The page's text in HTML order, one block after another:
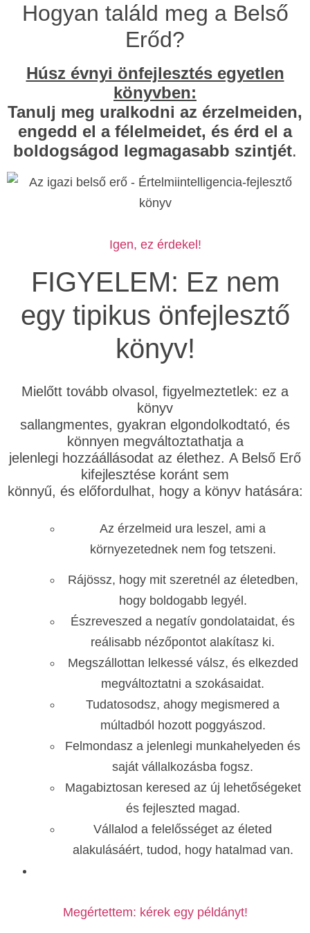
Hogyan találd meg a Belső
Erőd?
Húsz évnyi önfejlesztés egyetlen
könyvben:
Tanulj meg uralkodni az érzelmeiden,
engedd el a félelmeidet, és érd el a
boldogságod legmagasabb szintjét.
Igen, ez érdekel!
FIGYELEM: Ez nem
egy tipikus önfejlesztő
könyv!
Mielőtt tovább olvasol, figyelmeztetlek: ez a
könyv
sallangmentes, gyakran elgondolkodtató, és
könnyen megváltoztathatja a
jelenlegi hozzáállásodat az élethez. A Belső Erő
kifejlesztése koránt sem
könnyű, és előfordulhat, hogy a könyv hatására:
Az érzelmeid ura leszel, ami a
környezetednek nem fog tetszeni.
Rájössz, hogy mit szeretnél az életedben,
hogy boldogabb legyél.
Észreveszed a negatív gondolataidat, és
reálisabb nézőpontot alakítasz ki.
Megszállottan lelkessé válsz, és elkezded
megváltoztatni a szokásaidat.
Tudatosodsz, ahogy megismered a
múltadból hozott poggyászod.
Felmondasz a jelenlegi munkahelyeden és
saját vállalkozásba fogsz.
Magabiztosan keresed az új lehetőségeket
és fejleszted magad.
Vállalod a felelősséget az életed
alakulásáért, tudod, hogy hatalmad van.
Megértettem: kérek egy példányt!